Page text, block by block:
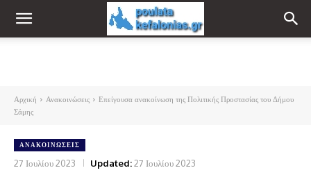
Αρχική Ανακοινώσεις
Επείγουσα ανακοίνωση της Πολιτικής Προστασίας του Δήμου
Σάμης
ΑΝΑΚΟΙΝΏΣΕΙΣ
27 Ιουλίου 2023 Updated:27 Ιουλίου 2023